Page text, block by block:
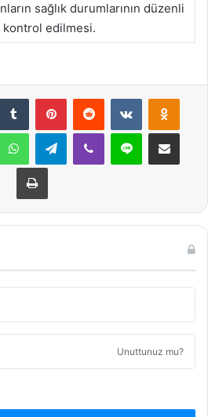
sağlık durumlarının düzenli
kontrol edilmesi.
Tumblr PinterestReddit VKontakte
WhatsAppTelegramViber Line E-Posta ile
Yazdır
Unuttunuz mu?